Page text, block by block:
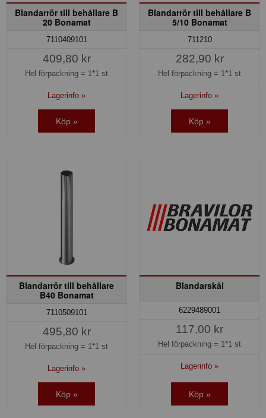
Blandarrör till behållare B
20 Bonamat
7110409101
409,80 kr
Hel förpackning = 1*1 st
Lagerinfo »
Köp »
Blandarrör till behållare B
5/10 Bonamat
711210
282,90 kr
Hel förpackning = 1*1 st
Lagerinfo »
Köp »
Blandarrör till behållare
B40 Bonamat
7110509101
495,80 kr
Hel förpackning = 1*1 st
Lagerinfo »
Köp »
Blandarskål
6229489001
117,00 kr
Hel förpackning = 1*1 st
Lagerinfo »
Köp »